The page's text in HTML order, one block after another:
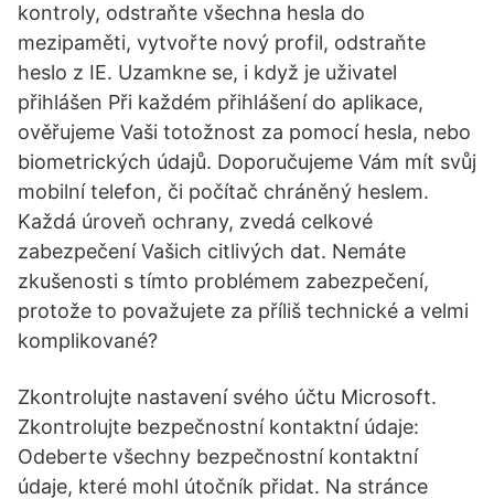
kontroly, odstraňte všechna hesla do
mezipaměti, vytvořte nový profil, odstraňte
heslo z IE. Uzamkne se, i když je uživatel
přihlášen Při každém přihlášení do aplikace,
ověřujeme Vaši totožnost za pomocí hesla, nebo
biometrických údajů. Doporučujeme Vám mít svůj
mobilní telefon, či počítač chráněný heslem.
Každá úroveň ochrany, zvedá celkové
zabezpečení Vašich citlivých dat. Nemáte
zkušenosti s tímto problémem zabezpečení,
protože to považujete za příliš technické a velmi
komplikované?
Zkontrolujte nastavení svého účtu Microsoft.
Zkontrolujte bezpečnostní kontaktní údaje:
Odeberte všechny bezpečnostní kontaktní
údaje, které mohl útočník přidat. Na stránce